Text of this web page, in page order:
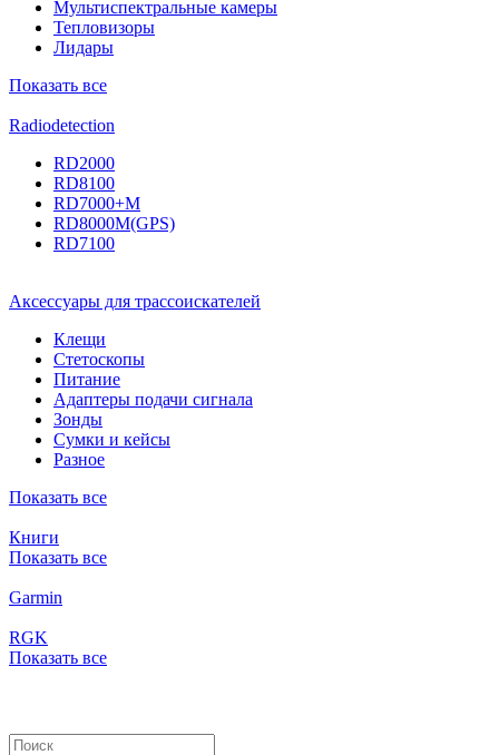
Мультиспектральные камеры
Тепловизоры
Лидары
Показать все
Radiodetection
RD2000
RD8100
RD7000+M
RD8000M(GPS)
RD7100
Аксессуары для трассоискателей
Клещи
Стетоскопы
Питание
Адаптеры подачи сигнала
Зонды
Сумки и кейсы
Разное
Показать все
Книги
Показать все
Garmin
RGK
Показать все